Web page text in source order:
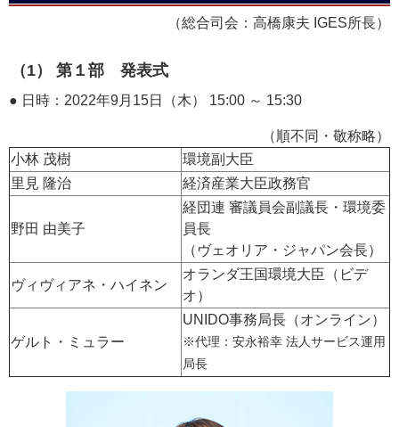
（総合司会：高橋康夫 IGES所長）
（1） 第１部 発表式
● 日時：2022年9月15日（木） 15:00 ～ 15:30
（順不同・敬称略）
小林 茂樹
環境副大臣
里見 隆治
経済産業大臣政務官
野田 由美子
経団連 審議員会副議長・環境委
員長
（ヴェオリア・ジャパン会長）
ヴィヴィアネ・ハイネン
オランダ王国環境大臣（ビデ
オ）
ゲルト・ミュラー
UNIDO事務局長（オンライン）
※代理：安永裕幸 法人サービス運用
局長